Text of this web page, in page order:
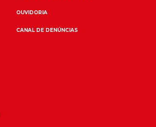
OUVIDORIA
CANAL DE DENÚNCIAS